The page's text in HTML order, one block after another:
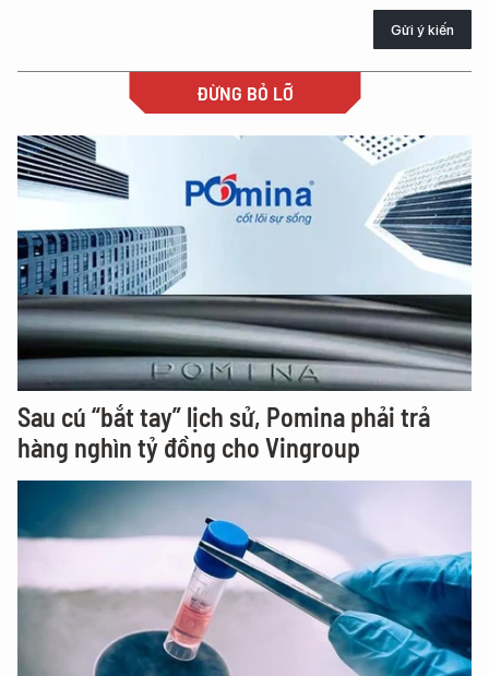
Gửi ý kiến
ĐỪNG BỎ LỠ
Sau cú “bắt tay” lịch sử, Pomina phải trả
hàng nghìn tỷ đồng cho Vingroup